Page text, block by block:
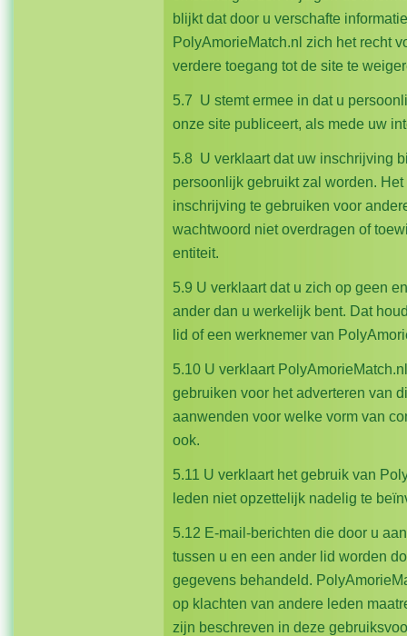
blijkt dat door u verschafte
PolyAmorieMatch.nl zich het recht
verdere toegang tot de site te
5.7 U stemt ermee in dat u
onze site publiceert, als mede uw
5.8 U verklaart dat uw inschrijving
persoonlijk gebruikt zal worden.
inschrijving te gebruiken voor
wachtwoord niet overdragen of
entiteit.
5.9 U verklaart dat u zich op geen
ander dan u werkelijk bent. Dat
lid of een werknemer van
5.10 U verklaart
gebruiken voor het adverteren van
aanwenden voor welke vorm van
ook.
5.11 U verklaart het gebruik van
leden niet opzettelijk nadelig te
5.12 E-mail-berichten die door u
tussen u en een ander lid worden
gegevens behandeld.
op klachten van andere leden
zijn beschreven in deze